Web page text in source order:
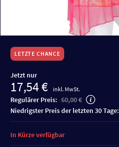
LETZTE CHANCE
Jetzt nur
17,54 € inkl. MwSt.
Regulärer Preis: 60,00 €
niedrigster Preis der letzten 30 Tage:
In Kürze verfügbar